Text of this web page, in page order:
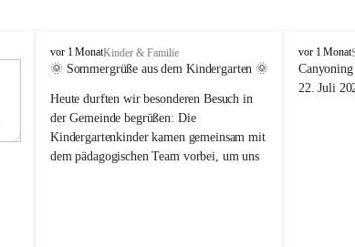
V
i
t
o
r
s
vor 1 MonatKinder & Familie
🌞 Sommergrüße aus dem Kindergarten 🌞
Heute durften wir besonderen Besuch in
der Gemeinde begrüßen: Die
Kindergartenkinder kamen gemeinsam mit
dem pädagogischen Team vorbei, um uns
V
i
k
vor 1 Monat
22. Juli